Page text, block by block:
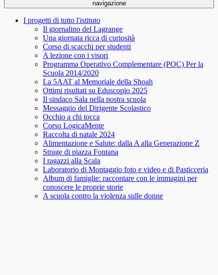
navigazione
I progetti di tutto l'istituto
Il giornalino del Lagrange
Una giornata ricca di curiosità
Corso di scacchi per studenti
A lezione con i visori
Programma Operativo Complementare (POC) Per la
Scuola 2014/2020
La 5AAT al Memoriale della Shoah
Ottimi risultati su Eduscopio 2025
Il sindaco Sala nella nostra scuola
Messaggio del Dirigente Scolastico
Occhio a chi tocca
Corso LogicaMente
Raccolta di natale 2024
Alimentazione e Salute: dalla A alla Generazione Z
Strage di piazza Fontana
I ragazzi alla Scala
Laboratorio di Montaggio foto e video e di Pasticceria
Album di famiglie: raccontare con le immagini per
conoscere le proprie storie
A scuola contro la violenza sulle donne